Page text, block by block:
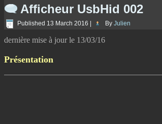
Afficheur UsbHid 002
Published 13 March 2016 By Julien
dernière mise à jour le 13/03/16
Présentation